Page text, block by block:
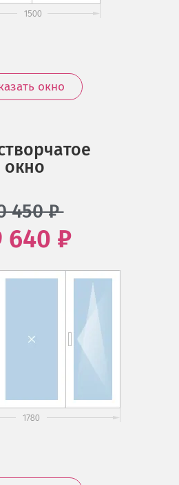
окно
окно
450₽
640 ₽